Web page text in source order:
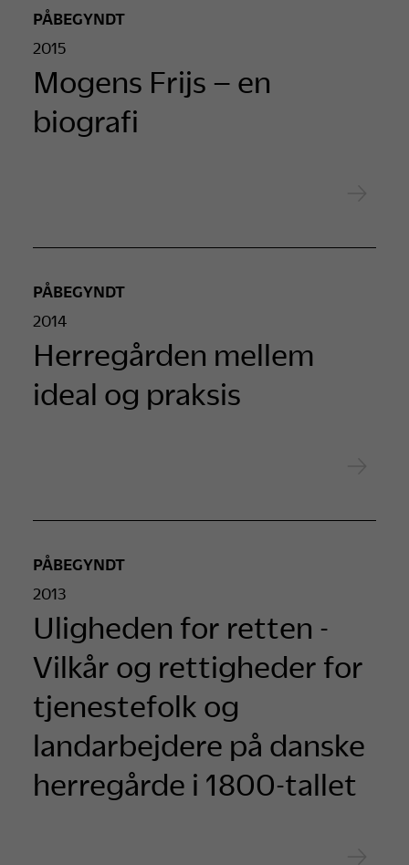
PÅBEGYNDT
2015
Mogens Frijs – en
biografi
PÅBEGYNDT
2014
Herregården mellem
ideal og praksis
PÅBEGYNDT
2013
Uligheden for retten -
Vilkår og rettigheder for
tjenestefolk og
landarbejdere på danske
herregårde i 1800-tallet